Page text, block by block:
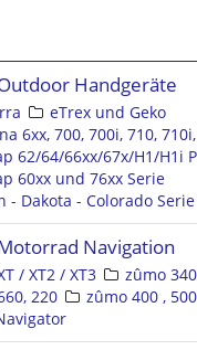
Handgeräte
eTrex und Geko
6xx, 700, 700i, 710,
62/64/66xx/67x/H1/H1i
60xx und 76xx Serie
- Dakota - Colorado Serie
Navigation
/ XT2 / XT3
zûmo
220
zûmo 400 ,